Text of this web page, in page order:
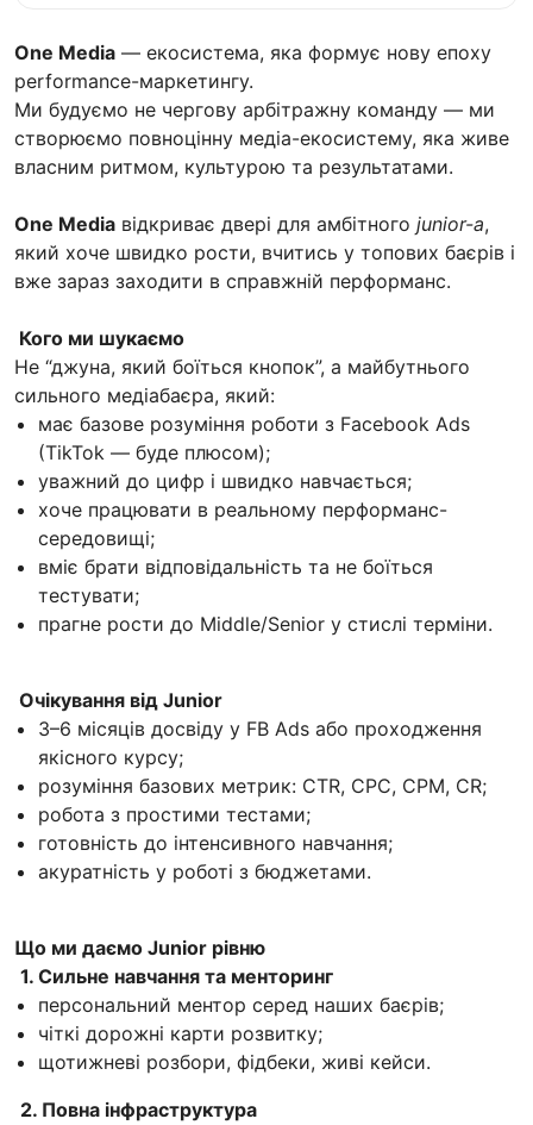
One Media — екосистема, яка формує нову епоху
performance-маркетингу.
Ми будуємо не чергову арбітражну команду — ми
створюємо повноцінну медіа-екосистему, яка живе
власним ритмом, культурою та результатами.
One Media відкриває двері для амбітного junior-а,
який хоче швидко рости, вчитись у топових баєрів і
вже зараз заходити в справжній перформанс.
Кого ми шукаємо
Не “джуна, який боїться кнопок”, а майбутнього
сильного медіабаєра, який:
має базове розуміння роботи з Facebook Ads
(TikTok — буде плюсом);
уважний до цифр і швидко навчається;
хоче працювати в реальному перформанс-
середовищі;
вміє брати відповідальність та не боїться
тестувати;
прагне рости до Middle/Senior у стислі терміни.
Очікування від Junior
3–6 місяців досвіду у FB Ads або проходження
якісного курсу;
розуміння базових метрик: CTR, CPC, CPM, CR;
робота з простими тестами;
готовність до інтенсивного навчання;
акуратність у роботі з бюджетами.
Що ми даємо Junior рівню
1. Сильне навчання та менторинг
персональний ментор серед наших баєрів;
чіткі дорожні карти розвитку;
щотижневі розбори, фідбеки, живі кейси.
2. Повна інфраструктура